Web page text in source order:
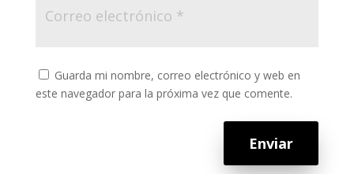
Guarda mi nombre, correo electrónico y web en
este navegador para la próxima vez que comente.
Enviar